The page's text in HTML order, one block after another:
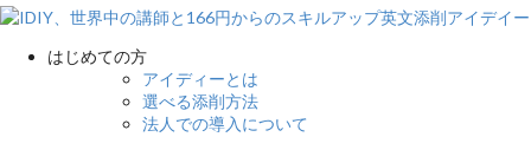
はじめての方
アイディーとは
選べる添削方法
法人での導入について